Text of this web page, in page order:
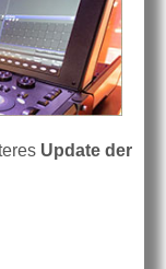
Update der